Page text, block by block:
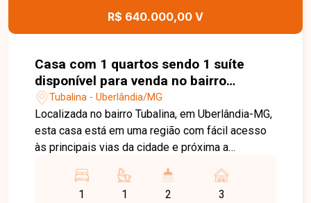
detalhes desta casa.
R$ 640.000,00 V
Casa com 1 quartos sendo 1 suíte
disponível para venda no bairro
Tubalina em Uberlândia-MG
Tubalina - Uberlândia/MG
Localizada no bairro Tubalina, em Uberlândia-MG,
esta casa está em uma região com fácil acesso
às principais vias da cidade e próxima a
serviços, oferecendo praticidade e excelente
potencial para moradia, lazer ou investimento. O
1 1 2 3